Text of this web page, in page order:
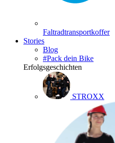
Faltradtransportkoffer
Stories
Blog
#Pack dein Bike
Erfolgsgeschichten
STROXX